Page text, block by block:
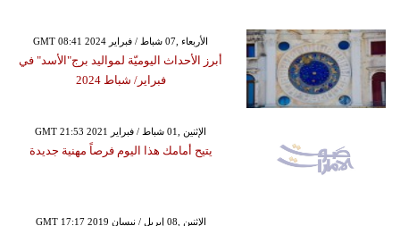
GMT 08:41 2024 الأربعاء ,07 شباط / فبراير
أبرز الأحداث اليوميّة لمواليد برج"الأسد" في
فبراير/ شباط 2024
GMT 21:53 2021 الإثنين ,01 شباط / فبراير
يتيح أمامك هذا اليوم فرصاً مهنية جديدة
GMT 17:17 2019 الإثنين ,08 إبريل / نيسان